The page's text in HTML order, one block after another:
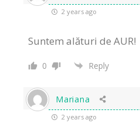
2 years ago
Suntem alături de AUR!
0 Reply
Mariana
2 years ago